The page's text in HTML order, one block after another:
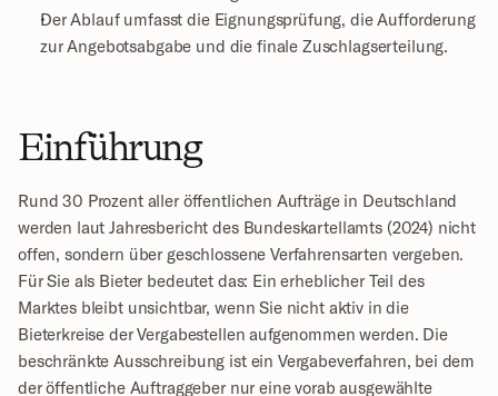
Der Ablauf umfasst die Eignungsprüfung, die Aufforderung
zur Angebotsabgabe und die finale Zuschlagserteilung.
Einführung
Rund 30 Prozent aller öffentlichen Aufträge in Deutschland
werden laut Jahresbericht des Bundeskartellamts (2024) nicht
offen, sondern über geschlossene Verfahrensarten vergeben.
Für Sie als Bieter bedeutet das: Ein erheblicher Teil des
Marktes bleibt unsichtbar, wenn Sie nicht aktiv in die
Bieterkreise der Vergabestellen aufgenommen werden. Die
beschränkte Ausschreibung ist ein Vergabeverfahren, bei dem
der öffentliche Auftraggeber nur eine vorab ausgewählte